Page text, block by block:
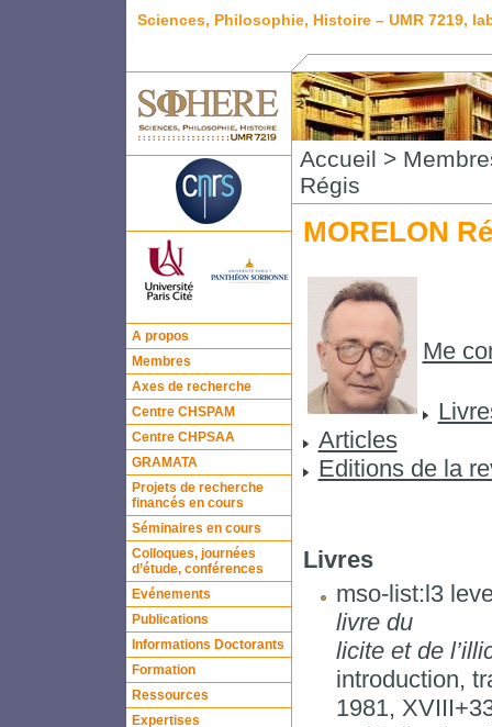
Sciences, Philosophie, Histoire – UMR 7219,
A propos
Membres
Axes de recherche
Centre CHSPAM
Centre CHPSAA
GRAMATA
Projets de recherche
financés en cours
Séminaires en cours
Colloques, journées
d’étude, conférences
Evénements
Publications
Informations Doctorants
Formation
Ressources
Expertises
Accueil >
Régis
MORELON
Me
Articles
Editions de la
Livres
mso-list:l3
livre du
licite et de
introduction,
1981,